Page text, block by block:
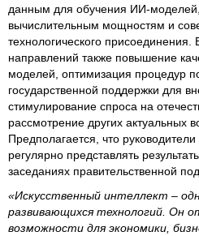
данным для обучения ИИ-
вычислительным мощностям и
технологического
направлений также повышение
моделей, оптимизация процедур
государственной поддержки для
стимулирование спроса на
рассмотрение других актуальных
Предполагается, что
регулярно представлять
заседаниях правительственной
«Искусственный интеллект –
развивающихся технологий. Он
возможности для экономики,